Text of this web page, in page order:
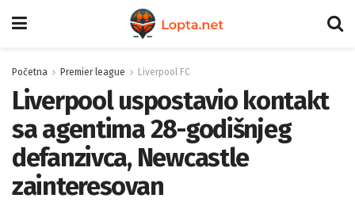
Početna Premier league Liverpool FC
Liverpool uspostavio kontakt
sa agentima 28-godišnjeg
defanzivca, Newcastle
zainteresovan